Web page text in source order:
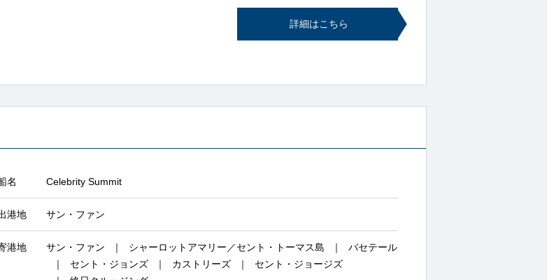
詳細はこちら
名 Celebrity Summit
港地 サン・ファン
港地 サン・ファン シャーロットアマリー／セント・トーマス島
バセテール
セント・ジョンズ
カストリーズ
セント・ジョージズ